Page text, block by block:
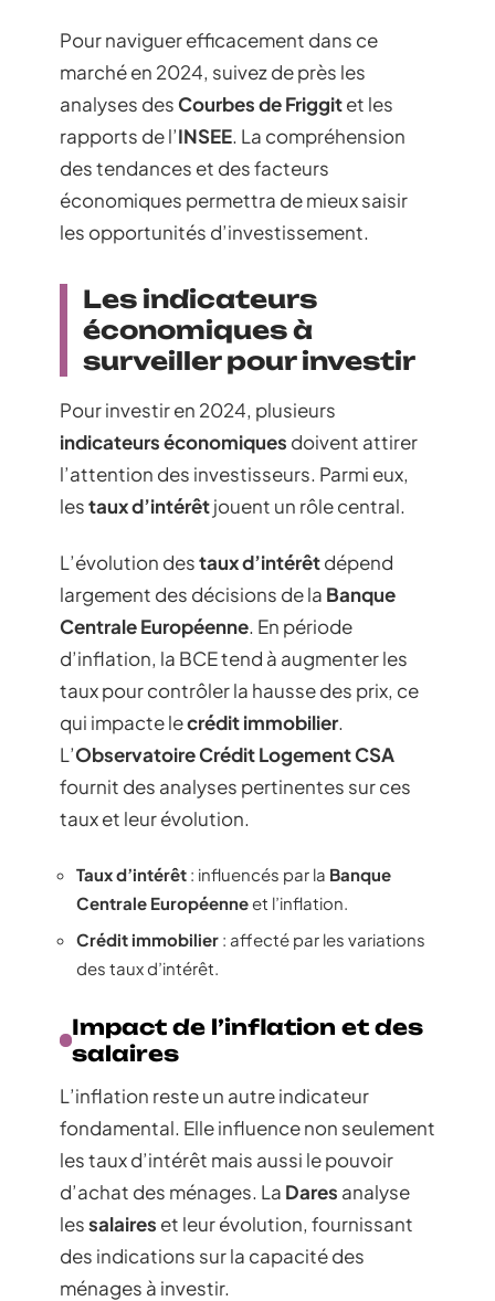
Pour naviguer efficacement dans ce
marché en 2024, suivez de près les
analyses desCourbes de Friggitet les
rapports de l’INSEE. La compréhension
des tendances et des facteurs
économiques permettra de mieux saisir
les opportunités d’investissement.
Les indicateurs
économiques à
surveiller pour investir
Pour investir en 2024, plusieurs
indicateurs économiques doivent attirer
l’attention des investisseurs. Parmi eux,
lestaux d’intérêtjouent un rôle central.
L’évolution destaux d’intérêtdépend
largement des décisions de la Banque
Centrale Européenne. En période
d’inflation, la BCE tend à augmenter les
taux pour contrôler la hausse des prix, ce
qui impacte lecrédit immobilier.
L’Observatoire Crédit Logement CSA
fournit des analyses pertinentes sur ces
taux et leur évolution.
Taux d’intérêt : influencés par la Banque
Centrale Européenneet l’inflation.
Crédit immobilier : affecté par les variations
des taux d’intérêt.
Impact de l’inflation et des
salaires
L’inflation reste un autre indicateur
fondamental. Elle influence non seulement
les taux d’intérêt mais aussi le pouvoir
d’achat des ménages. La Dares analyse
lessalaires et leur évolution, fournissant
des indications sur la capacité des
ménages à investir.